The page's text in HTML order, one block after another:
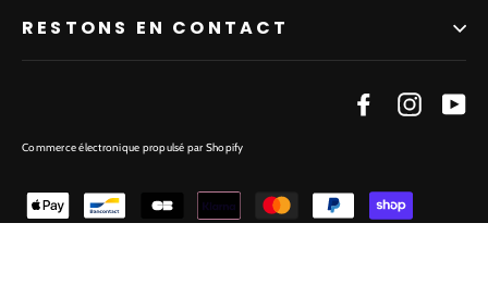
RESTONS EN CONTACT
Facebook
Commerce électronique propulsé par Shopify